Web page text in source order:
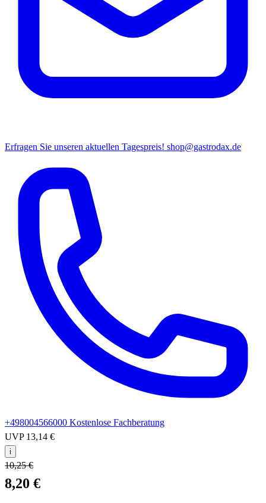
Erfragen Sie unseren aktuellen Tagespreis! shop@gastrodax.de
+498004566000 Kostenlose Fachberatung
UVP 13,14 €
i
10,25 €
8,20 €